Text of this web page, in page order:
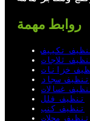
روابط مهمة
تكييف
ثلاجات
خزانات
تنظيف سجاد
غسالات
تنظيف فلل
تنظيف كنب
تنظيف محلات